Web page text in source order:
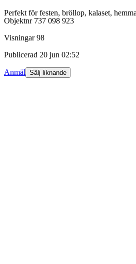
Perfekt för festen, bröllop, kalaset,
Objektnr 737 098 923
Visningar 98
Publicerad 20 jun 02:52
Anmäl Sälj liknande